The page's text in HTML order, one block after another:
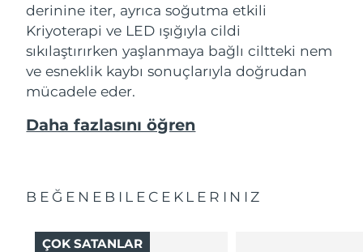
derinine iter, ayrıca soğutma etkili
Kriyoterapi ve LED ışığıyla cildi
sıkılaştırırken yaşlanmaya bağlı ciltteki nem
ve esneklik kaybı sonuçlarıyla doğrudan
mücadele eder.
Daha fazlasını öğren
BEĞENEBILECEKLERINIZ
ÇOK SATANLAR